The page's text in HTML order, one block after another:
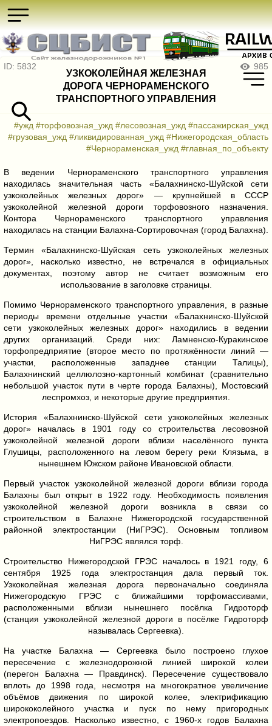
ID: 5832
УЗКОКОЛЕЙНАЯ ЖЕЛЕЗНАЯ
ДОРОГА ЧЕРНОРАМЕНСКОГО
ТРАНСПОРТНОГО УПРАВЛЕНИЯ
985
#ужд #торфовозная_ужд #лесовозная_ужд #пассажирская_ужд
#грузовая_ужд #ликвидированная_ужд #Нижегородская_область
#Чернораменская_ужд #главная_по_объекту
В ведении Чернораменского транспортного управления
находилась значительная часть «Балахнинско-Шуйской сети
узкоколейных железных дорог» — крупнейшей в СССР
узкоколейной железной дороги торфовозного назначения.
Контора Чернораменского транспортного управления
находилась на станции Балахна-Сортировочная (город Балахна).
Термин «Балахнинско-Шуйская сеть узкоколейных железных
дорог», насколько известно, не встречался в официальных
документах, поэтому автор не считает возможным его
использование в заголовке страницы.
Помимо Чернораменского транспортного управления, в разные
периоды времени отдельные участки «Балахнинско-Шуйской
сети узкоколейных железных дорог» находились в ведении
других организаций. Среди них: Ламненско-Куракинское
торфопредприятие (второе место по протяжённости линий —
участки, расположенные западнее станции Талицы),
Балахнинский целлюлозно-картонный комбинат (сравнительно
небольшой участок пути в черте города Балахны), Мостовский
леспромхоз, и некоторые другие предприятия.
История «Балахнинско-Шуйской сети узкоколейных железных
дорог» началась в 1901 году со строительства лесовозной
узкоколейной железной дороги вблизи населённого пункта
Глушицы, расположенного на левом берегу реки Клязьма, в
нынешнем Южском районе Ивановской области.
Первый участок узкоколейной железной дороги вблизи города
Балахны был открыт в 1922 году. Необходимость появления
узкоколейной железной дороги возникла в связи со
строительством в Балахне Нижегородской государственной
районной электростанции (НиГРЭС). Основным топливом
НиГРЭС являлся торф.
Строительство Нижегородской ГРЭС началось в 1921 году, 6
сентября 1925 года электростанция дала первый ток.
Узкоколейная железная дорога первоначально соединяла
Нижегородскую ГРЭС с ближайшими торфомассивами,
расположенными вблизи нынешнего посёлка Гидроторф
(станция узкоколейной железной дороги в посёлке Гидроторф
называлась Сергеевка).
На участке Балахна — Сергеевка было построено глухое
пересечение с железнодорожной линией широкой колеи
(перегон Балахна — Правдинск). Пересечение существовало
вплоть до 1998 года, несмотря на многократное увеличение
объёмов движения по широкой колее, электрификацию
ширококолейного участка и пуск по нему пригородных
электропоездов. Насколько известно, с 1960-х годов Балахна